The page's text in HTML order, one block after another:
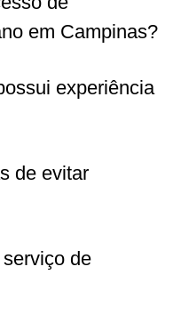
em Campinas?
experiência
de evitar
de